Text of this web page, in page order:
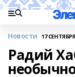
Новости 17 СЕНТЯБРЯ
Радий